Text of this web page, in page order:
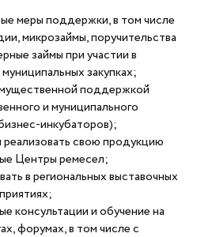
меры поддержки, в том числе
микрозаймы, поручительства
займы при участии в
закупках;
поддержкой
и муниципального
инкубаторов);
свою продукцию
Центры ремесел;
в региональных выставочных
консультации и обучение на
форумах, в том числе с